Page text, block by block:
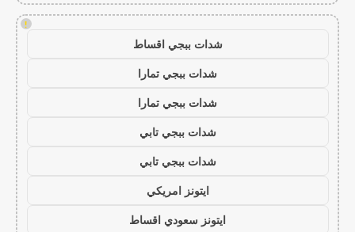
!
شدات ببجي اقساط
شدات ببجي تمارا
شدات ببجي تمارا
شدات ببجي تابي
شدات ببجي تابي
ايتونز امريكي
ايتونز سعودي اقساط